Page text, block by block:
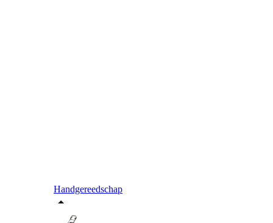
Handgereedschap